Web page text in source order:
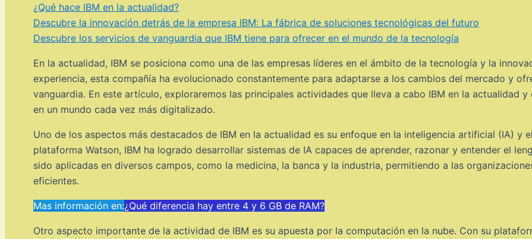
¿Qué hace IBM en la actualidad?
Descubre la innovación detrás de la empresa IBM: La fábrica de soluciones tecnológicas del futuro
Descubre los servicios de vanguardia que IBM tiene para ofrecer en el mundo de la tecnología
En la actualidad, IBM se posiciona como una de las empresas líderes en el ámbito de la tecnología y la
experiencia, esta compañía ha evolucionado constantemente para adaptarse a los cambios del mercado y
vanguardia. En este artículo, exploraremos las principales actividades que lleva a cabo IBM en la actualidad
en un mundo cada vez más digitalizado.
Uno de los aspectos más destacados de IBM en la actualidad es su enfoque en la inteligencia artificial (IA) y
plataforma Watson, IBM ha logrado desarrollar sistemas de IA capaces de aprender, razonar y entender el
sido aplicadas en diversos campos, como la medicina, la banca y la industria, permitiendo a las
eficientes.
Mas información en:¿Qué diferencia hay entre 4 y 6 GB de RAM?
Otro aspecto importante de la actividad de IBM es su apuesta por la computación en la nube. Con su